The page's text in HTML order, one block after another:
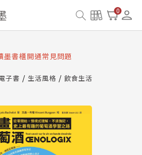
0
讀墨系統維護中，本站同步暫
墨數位閱讀資產合併與書櫃開通申請
墨書櫃開通常見問題
服務升級重要說明及資產合併結果
讀墨系統維護中，本站同步暫
子書 生活風格
飲食生活